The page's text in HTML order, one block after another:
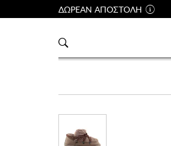
ΔΩΡΕΑΝ ΑΠΟΣΤΟΛΗ